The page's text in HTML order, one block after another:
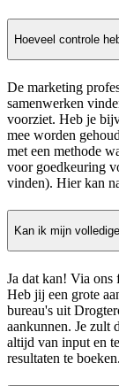
Hoeveel controle
De marketing
samenwerken
voorziet. Heb je
mee worden
met een methode
voor goedkeuring
vinden). Hier kan
Kan ik mijn
Ja dat kan! Via
Heb jij een grote
bureau's uit
aankunnen. Je zult
altijd van input en
resultaten te boeken.